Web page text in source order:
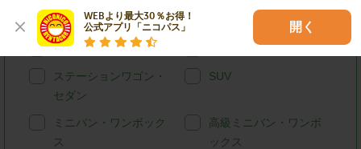
WEBより最大30％お得！
公式アプリ「ニコパス」
開く
車種別で探す
軽自動車 コンパクトカー
ステーションワゴン・
セダン
SUV
ミニバン・ワンボック
ス
高級ミニバン・ワンボ
ックス